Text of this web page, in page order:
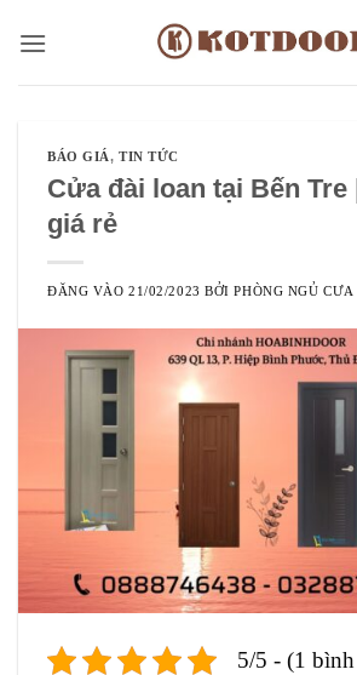
qua
BÁO GIÁ,TIN TỨC
Cửa đài loan tại Bến
giá rẻ
ĐĂNG VÀO21/02/2023 BỞIPHÒNG NGỦ CƯA
5/5 - (1